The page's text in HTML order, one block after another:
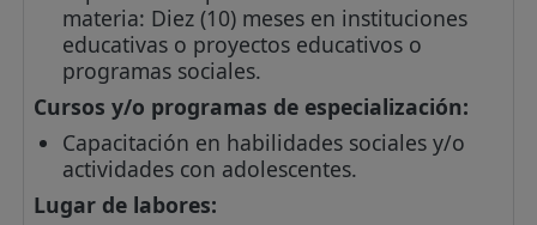
materia: Diez (10) meses en instituciones
educativas o proyectos educativos o
programas sociales.
Cursos y/o programas de especialización:
Capacitación en habilidades sociales y/o
actividades con adolescentes.
Lugar de labores: